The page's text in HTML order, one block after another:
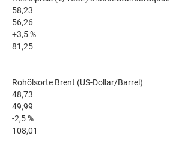
58,23
56,26
+3,5 %
81,25
Rohölsorte Brent (US-Dollar/Barrel)
48,73
49,99
-2,5 %
108,01